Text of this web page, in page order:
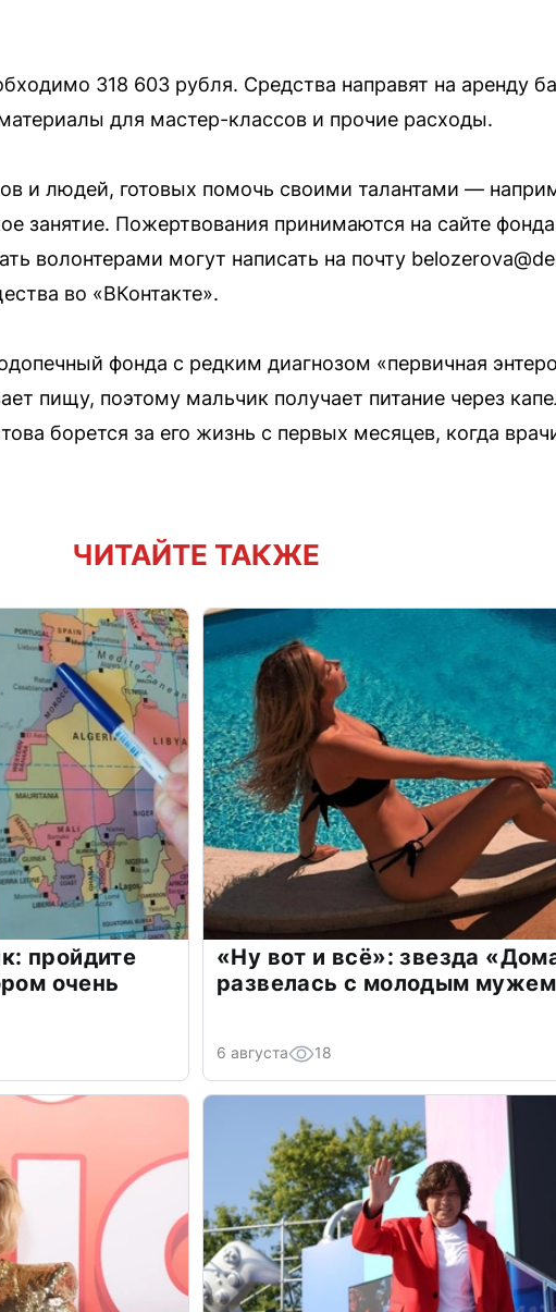
318 603 рубля. Средства направят на аренду
для мастер-классов и прочие расходы.
и людей, готовых помочь своими талантами —
занятие. Пожертвования принимаются на сайте фонда
волонтерами могут написать на почту
во «ВКонтакте».
фонда с редким диагнозом «первичная
пищу, поэтому мальчик получает питание через
борется за его жизнь с первых месяцев, когда
ЧИТАЙТЕ ТАКЖЕ
пройдите
очень
«Ну вот и всё»: звезда
развелась с молодым мужем
6 августа 18